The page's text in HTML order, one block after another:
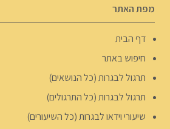
מפת האתר
דף הבית
חיפוש באתר
תרגול לבגרות (כל הנושאים)
תרגול לבגרות (כל התרגולים)
שיעורי וידאו לבגרות (כל השיעורים)